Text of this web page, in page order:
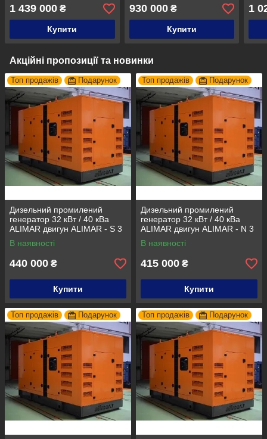
електростанція.
1 439 000 ₴
Купити
електростанція.БЕЗ
КОЖУХА
930 000₴
Купити
1
Акційні пропозиції та новинки
Топ продажів Подарунок
Дизельний промилений
генератор 32 кВт / 40 кВа
ALIMAR двигун ALIMAR - S 3
фази 50Гц
В наявності
440 000 ₴
Купити
Топ продажів Подарунок
Дизельний промилений
генератор 32 кВт / 40 кВа
ALIMAR двигун ALIMAR - N 3
фази 50Гц
В наявності
415 000 ₴
Купити
Топ продажів Подарунок Топ продажів Подарунок